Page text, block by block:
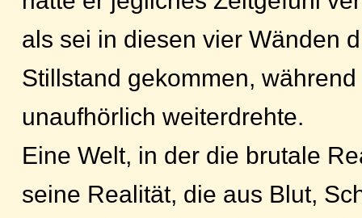
als sei in diesen vier Wänden
Stillstand gekommen,
unaufhörlich weiterdrehte.
Eine Welt, in der die brutale
seine Realität, die aus Blut,